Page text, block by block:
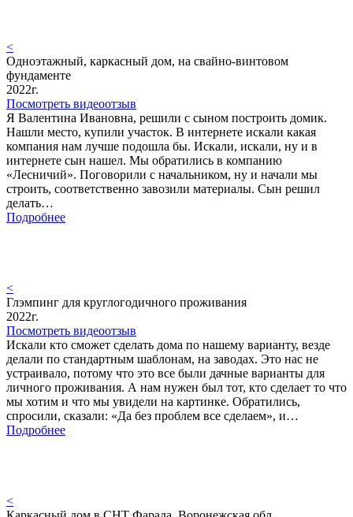
<
Одноэтажный, каркасный дом, на свайно-винтовом
фундаменте
2022г.
Посмотреть видеоотзыв
Я Валентина Ивановна, решили с сыном построить домик.
Нашли место, купили участок. В интернете искали какая
компания нам лучше подошла бы. Искали, искали, ну и в
интернете сын нашел. Мы обратились в компанию
«Лесничий». Поговорили с начальником, ну и начали мы
строить, соответственно завозили материалы. Сын решил
делать…
Подробнее
<
Глэмпинг для круглогодичного проживания
2022г.
Посмотреть видеоотзыв
Искали кто сможет сделать дома по нашему варианту, везде
делали по стандартным шаблонам, на заводах. Это нас не
устраивало, потому что это все были дачные варианты для
личного проживания. А нам нужен был тот, кто сделает то что
мы хотим и что мы увидели на картинке. Обратились,
спросили, сказали: «Да без проблем все сделаем», и…
Подробнее
<